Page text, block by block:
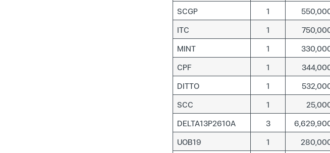
SCGP
1
ITC
1
MINT
1
CPF
1
DITTO
1
SCC
1
DELTA13P2610A
3
UOB19
1